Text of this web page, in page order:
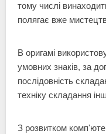
тому числі
полягає вже
В оригамі
умовних знаків, за
послідовність
техніку складання
З розвитком